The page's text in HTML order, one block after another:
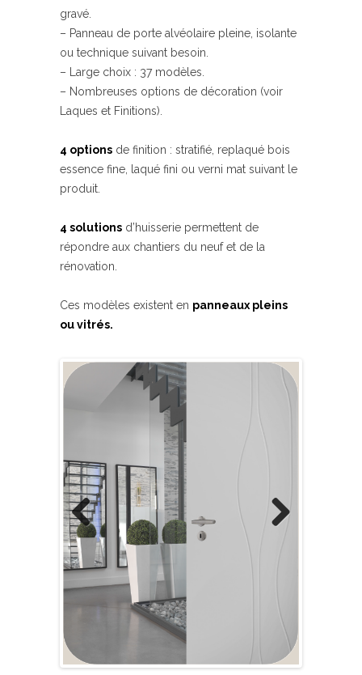
gravé.
– Panneau de porte alvéolaire pleine, isolante
ou technique suivant besoin.
– Large choix : 37 modèles.
– Nombreuses options de décoration (voir
Laques et Finitions).
4 options de finition : stratifié, replaqué bois
essence fine, laqué fini ou verni mat suivant le
produit.
4 solutions d’huisserie permettent de
répondre aux chantiers du neuf et de la
rénovation.
Ces modèles existent en panneaux pleins
ou vitrés.
Previous